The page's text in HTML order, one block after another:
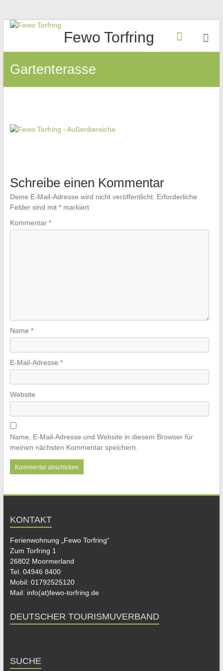
Zum
Fewo Torfring
Gartenterasse
Schreibe einen Kommentar
Deine E-Mail-Adresse wird nicht veröffentlicht. Erforderliche
Felder sind mit *markiert
Kommentar *
Name *
E-Mail-Adresse *
Website
Name, E-Mail-Adresse und Website in diesem Browser für
meinen nächsten Kommentar speichern.
KONTAKT
Ferienwohnung „Fewo Torfring“
Zum Torfring 1
26802 Moormerland
Tel. 04946 8400
Mobil: 01792525120
Mail: info(at)fewo-torfring.de
DEUTSCHER TOURISMUVERBAND
SUCHE